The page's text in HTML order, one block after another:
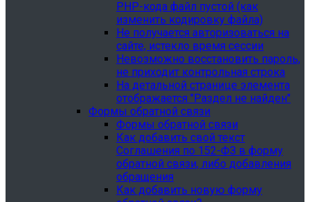
PHP-кода файл пустой (как
изменить кодировку файла)
Не получается авторизоваться на
сайте, истекло время сессии
Невозможно восстановить пароль,
не приходит контрольная строка
На детальной странице элемента
отображается "Раздел не найден"
Формы обратной связи
Формы обратной связи
Как добавить свой текст
Соглашения по 152-ФЗ в форму
обратной связи, либо добавления
обращения
Как добавить новую форму